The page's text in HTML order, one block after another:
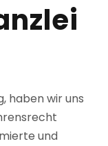
haben wir uns
und